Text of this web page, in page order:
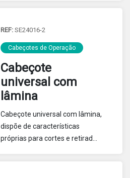
REF: SE24016-2
Cabeçotes de Operação
Cabeçote
universal com
lâmina
Cabeçote universal com lâmina,
dispõe de características
próprias para cortes e retiradas